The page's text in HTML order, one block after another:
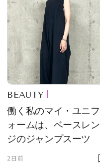
BEAUTY
働く私のマイ・ユニフ
ォームは、ベースレン
ジのジャンプスーツ
2日前